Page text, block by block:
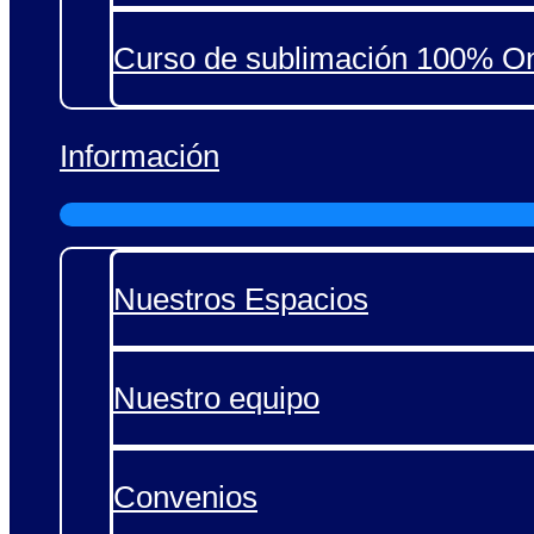
Curso de sublimación 100%
Información
Nuestros Espacios
Nuestro equipo
Convenios